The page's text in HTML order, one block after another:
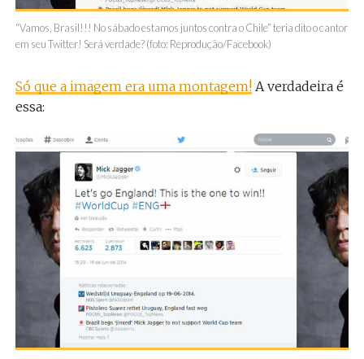
“Vamos, Brasil!!! No sábado estamos juntos contra o Chile” teria dito o cantor
em seu Twitter! Será verdade? (foto: Reprodução/Facebook)
Só que a imagem era uma montagem!A verdadeira é
essa: